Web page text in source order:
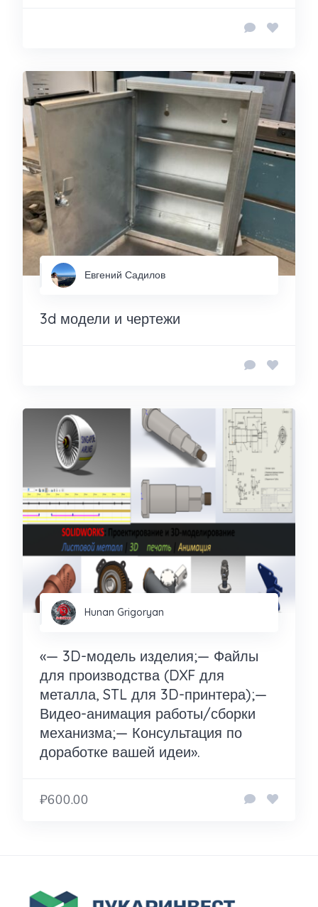
Евгений Садилов
3d модели и чертежи
Hunan Grigoryan
«— 3D-модель изделия;— Файлы
для производства (DXF для
металла, STL для 3D-принтера);—
Видео-анимация работы/сборки
механизма;— Консультация по
доработке вашей идеи».
₽600.00